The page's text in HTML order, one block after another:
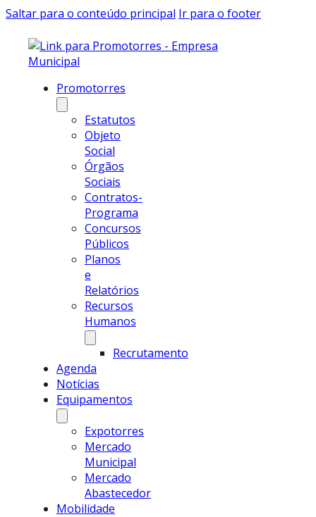
Saltar para o conteúdo principal Ir para o footer
Promotorres
Estatutos
Objeto
Social
Órgãos
Sociais
Contratos-
Programa
Concursos
Públicos
Planos
e
Relatórios
Recursos
Humanos
Recrutamento
Agenda
Notícias
Equipamentos
Expotorres
Mercado
Municipal
Mercado
Abastecedor
Mobilidade